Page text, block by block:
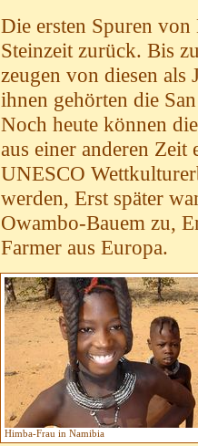
Die ersten Spuren
Steinzeit zurück. Bis
zeugen von diesen
ihnen gehörten die
Noch heute können
aus einer anderen
UNESCO
werden, Erst später
Owambo-Bauem zu,
Farmer aus Europa.
Himba-Frau in Namibia